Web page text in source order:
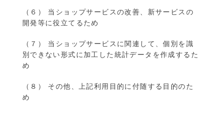
（６） 当ショップサービスの改善、新サービスの
開発等に役立てるため
（７） 当ショップサービスに関連して、個別を識
別できない形式に加工した統計データを作成するた
め
（８） その他、上記利用目的に付随する目的のた
め